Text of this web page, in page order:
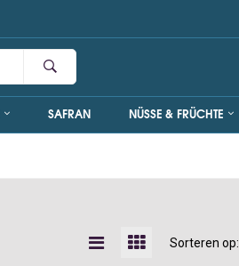
SAFRAN NÜSSE & FRÜCHTE
Sorteren op: